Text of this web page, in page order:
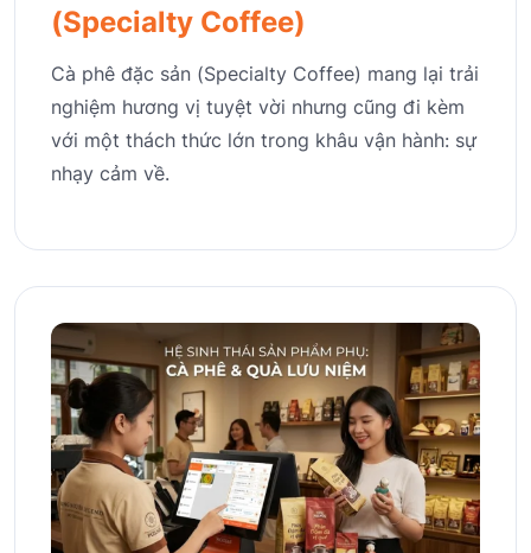
(Specialty Coffee)
Cà phê đặc sản (Specialty Coffee) mang lại trải
nghiệm hương vị tuyệt vời nhưng cũng đi kèm
với một thách thức lớn trong khâu vận hành: sự
nhạy cảm về.